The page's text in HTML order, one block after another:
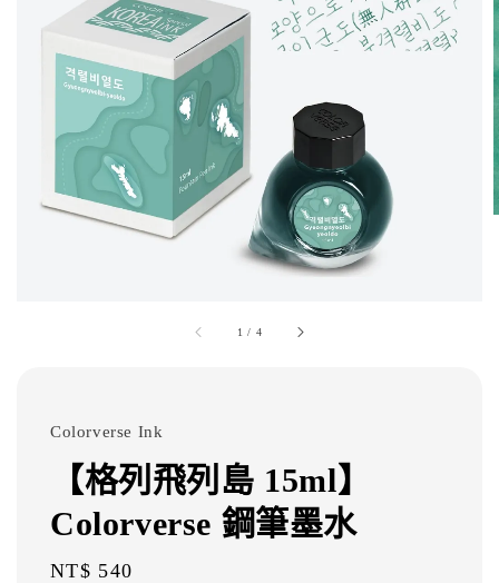
1 / 4
Colorverse Ink
【格列飛列島 15ml】
Colorverse 鋼筆墨水
Regular
NT$ 540